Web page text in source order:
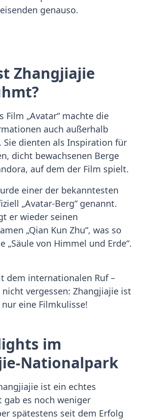
genauso.
Zhangjiajie
Film „Avatar“ machte die
auch außerhalb
Sie dienten als Inspiration für
dicht bewachsenen Berge
auf dem der Film spielt.
einer der bekanntesten
„Avatar-Berg“ genannt.
er wieder seinen
„Qian Kun Zhu“, was so
„Säule von Himmel und Erde“.
dem internationalen Ruf –
vergessen: Zhangjiajie ist
eine Filmkulisse!
im
Nationalpark
ist ein echtes
gab es noch weniger
spätestens seit dem Erfolg